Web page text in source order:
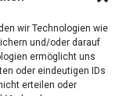
wir Technologien wie
und/oder darauf
ermöglicht uns
oder eindeutigen IDs
erteilen oder
der Prozessabläufe